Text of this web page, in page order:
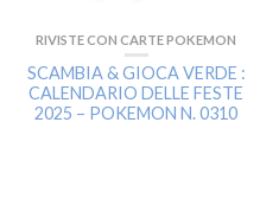
RIVISTE CON CARTE POKEMON
SCAMBIA & GIOCA VERDE :
CALENDARIO DELLE FESTE
2025 – POKEMON N. 0310